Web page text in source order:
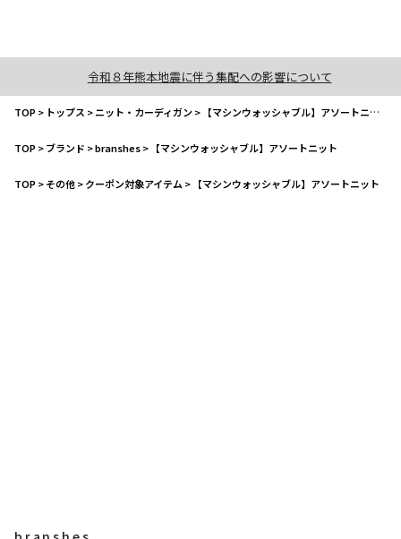
令和８年熊本地震に伴う集配への影響について
TOP> トップス >ニット・カーディガン> 【マシンウォッシャブル】アソートニット
TOP>ブランド >branshes> 【マシンウォッシャブル】アソートニット
TOP>その他>クーポン対象アイテム > 【マシンウォッシャブル】アソートニット